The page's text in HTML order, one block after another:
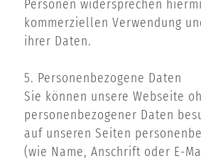
Personen widersprechen
kommerziellen Verwendung
ihrer Daten.
5. Personenbezogene Daten
Sie können unsere Webseite
personenbezogener Daten
auf unseren Seiten
(wie Name, Anschrift oder E-